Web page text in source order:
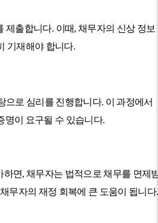
제출합니다. 이때, 채무자의 신상 정보
기재해야 합니다.
으로 심리를 진행합니다. 이 과정에서
명이 요구될 수 있습니다.
하면, 채무자는 법적으로 채무를 면제
무자의 재정 회복에 큰 도움이 됩니다.